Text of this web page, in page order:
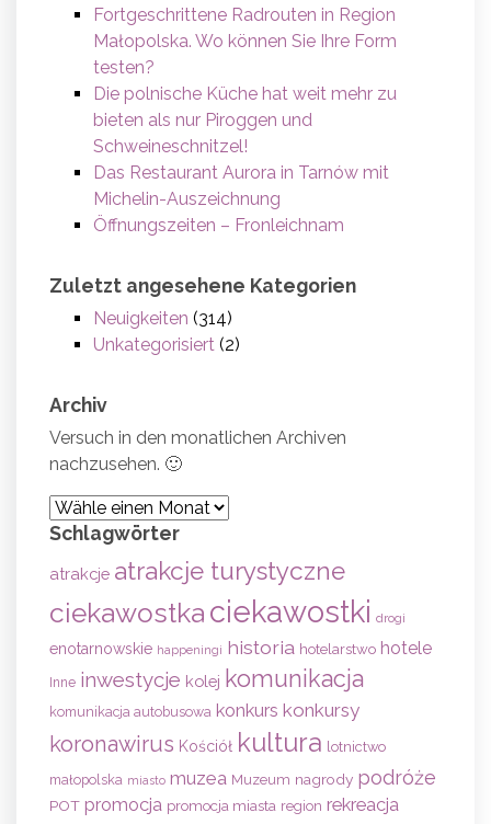
Fortgeschrittene Radrouten in Region
Małopolska. Wo können Sie Ihre Form
testen?
Die polnische Küche hat weit mehr zu
bieten als nur Piroggen und
Schweineschnitzel!
Das Restaurant Aurora in Tarnów mit
Michelin-Auszeichnung
Öffnungszeiten – Fronleichnam
Zuletzt angesehene Kategorien
Neuigkeiten (314)
Unkategorisiert (2)
Archiv
Versuch in den monatlichen Archiven
nachzusehen. 🙂
Archiv
Schlagwörter
atrakcje atrakcje turystyczne
ciekawostka ciekawostki drogi
enotarnowskie happeningi historia hotelarstwo hotele
Inne inwestycje kolej komunikacja
komunikacja autobusowa konkurs konkursy
koronawirus Kościół kultura lotnictwo
małopolska miasto muzea Muzeum nagrody podróże
POT promocja promocja miasta region rekreacja